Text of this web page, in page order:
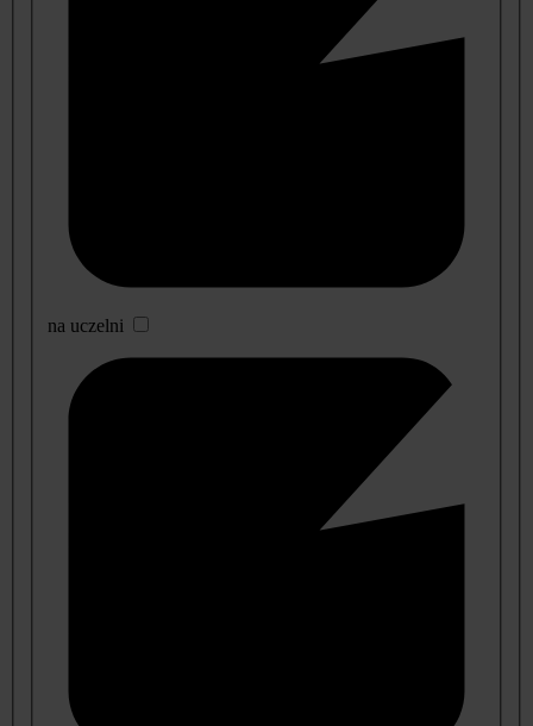
na uczelni